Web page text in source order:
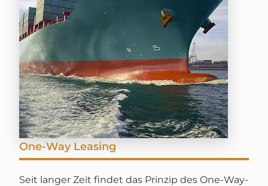
One-Way Leasing
Seit langer Zeit findet das Prinzip des One-Way-